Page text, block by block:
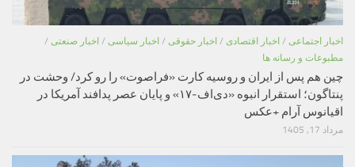
اخبار اجتماعی / اخبار اقتصادی / اخبار حقوقی / اخبار سیاسی / اخبار صنعتی /
مطبوعات و رسانه ها
چین هم پس از ایران و روسیه کارت «فراصوت» را رو کرد/ وحشت در
پنتاگون؛ استقرار انبوه «دی‌اف‑۱۷» و پایان عصر پدافند آمریکا در
اقیانوس آرام +عکس
مرداد 17, 1405